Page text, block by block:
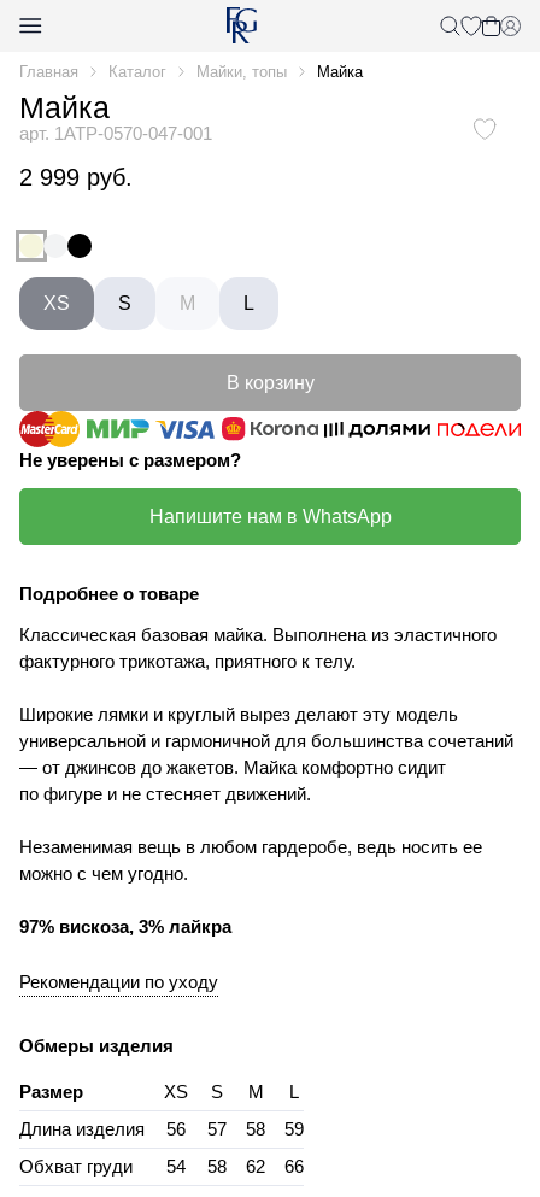
Главная Каталог Майки, топы Майка
Майка
арт. 1ATP-0570-047-001
2 999 руб.
XS S M L
В корзину
Не уверены с размером?
Напишите нам в WhatsApp
Подробнее о товаре
Классическая базовая майка. Выполнена из эластичного
фактурного трикотажа, приятного к телу.
Широкие лямки и круглый вырез делают эту модель
универсальной и гармоничной для большинства сочетаний
— от джинсов до жакетов. Майка комфортно сидит
по фигуре и не стесняет движений.
Незаменимая вещь в любом гардеробе, ведь носить ее
можно с чем угодно.
97% вискоза, 3% лайкра
Рекомендации по уходу
Обмеры изделия
Размер XS S M
L
Длина изделия
56 57 58
59
Обхват груди
54 58 62 66